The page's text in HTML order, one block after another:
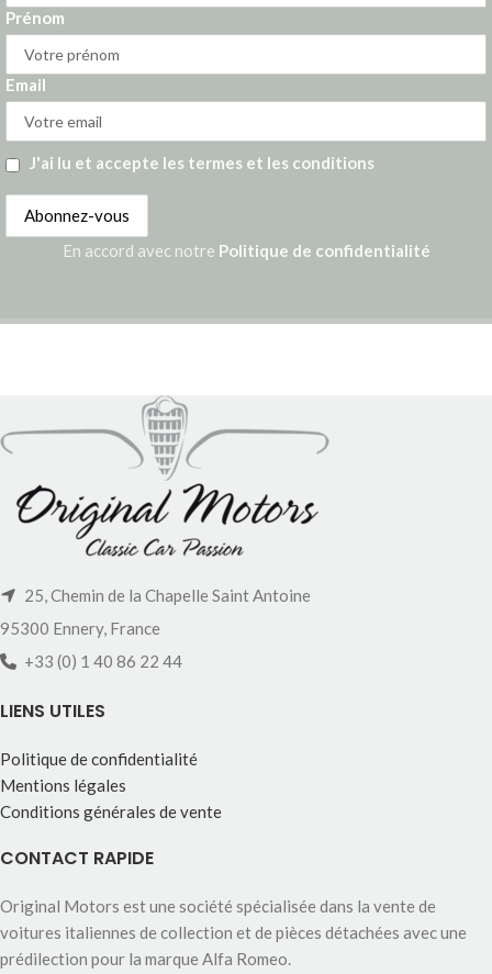
Prénom
Email
J'ai lu et accepte les termes et les conditions
En accord avec notre Politique de confidentialité
25, Chemin de la Chapelle Saint Antoine
95300 Ennery, France
+33 (0) 1 40 86 22 44
LIENS UTILES
Politique de confidentialité
Mentions légales
Conditions générales de vente
CONTACT RAPIDE
Original Motors est une société spécialisée dans la vente de
voitures italiennes de collection et de pièces détachées avec une
prédilection pour la marque Alfa Romeo.